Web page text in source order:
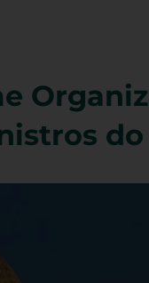
do